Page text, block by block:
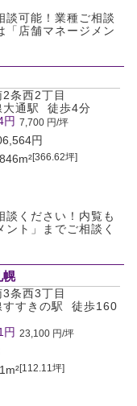
談可能！業種ご相談
「店舗マネージメン
条西2丁目
大通駅 徒歩4分
円 7,700 円/坪
円
[366.62坪]
談ください！内覧も
ト」までご相談く
幌
条西3丁目
すすきの駅 徒歩160
円 23,100 円/坪
[112.11坪]